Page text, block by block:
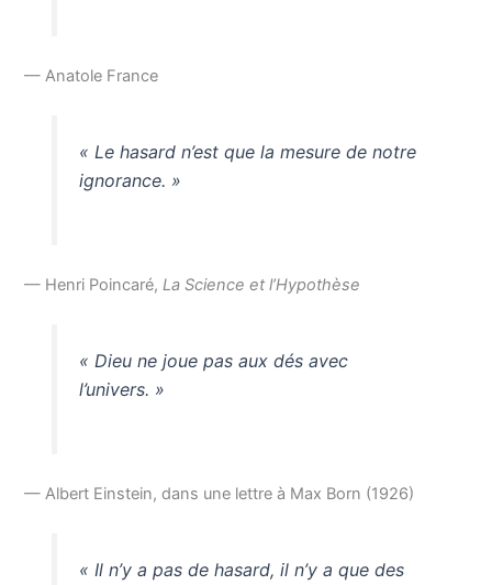
— Anatole France
« Le hasard n’est que la mesure de notre
ignorance. »
— Henri Poincaré,La Science et l’Hypothèse
« Dieu ne joue pas aux dés avec
l’univers. »
— Albert Einstein, dans une lettre à Max Born (1926)
« Il n’y a pas de hasard, il n’y a que des